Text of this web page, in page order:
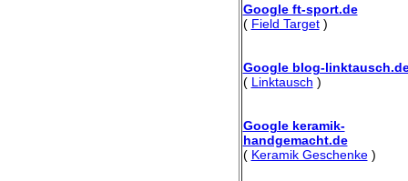
Google ft-sport.de
( Field Target)
Google blog-
( Linktausch )
Google keramik-
handgemacht.de
( Keramik Geschenke)